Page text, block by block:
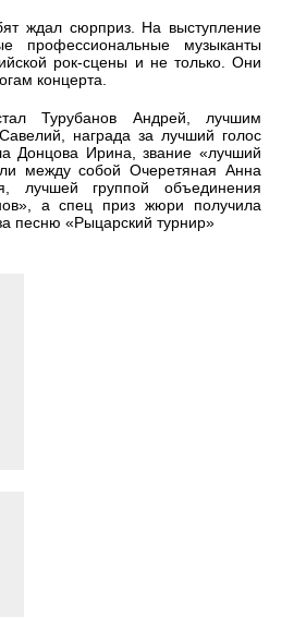
ждал сюрприз. На выступление
профессиональные музыканты
рок-сцены и не только. Они
концерта.
Турубанов Андрей, лучшим
награда за лучший голос
Донцова Ирина, звание «лучший
между собой Очеретяная Анна
лучшей группой объединения
а спец приз жюри получила
песню «Рыцарский турнир»